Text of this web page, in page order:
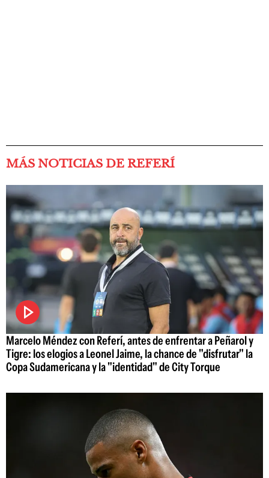
MÁS NOTICIAS DE REFERÍ
Marcelo Méndez con Referí, antes de enfrentar a Peñarol y
Tigre: los elogios a Leonel Jaime, la chance de "disfrutar" la
Copa Sudamericana y la "identidad" de City Torque